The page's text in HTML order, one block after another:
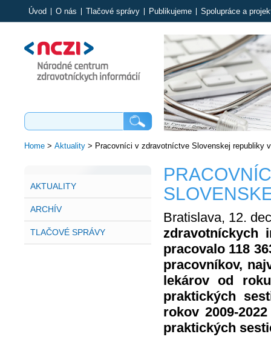
Úvod O nás Tlačové správy Publikujeme Spolupráce a
Home> Aktuality> Pracovníci v zdravotníctve Slovenskej republiky
AKTUALITY
ARCHÍV
TLAČOVÉ SPRÁVY
Bratislava, 12.
zdravotníckych
pracovalo 118
pracovníkov,
lekárov od
praktických
rokov 2009-
praktických